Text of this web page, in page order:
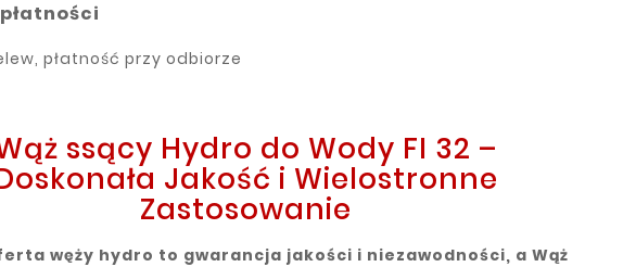
płatność przy odbiorze
ssący Hydro do Wody FI 32 –
Jakość i Wielostronne
Zastosowanie
węży hydro to gwarancja jakości i niezawodności, a Wąż